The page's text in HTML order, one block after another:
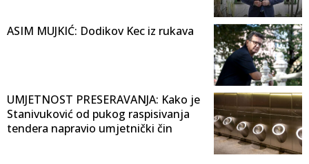
ASIM MUJKIĆ: Dodikov Kec iz rukava
UMJETNOST PRESERAVANJA: Kako je
Stanivuković od pukog raspisivanja
tendera napravio umjetnički čin